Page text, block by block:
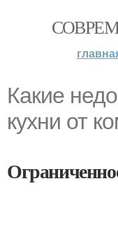
Какие
кухни от